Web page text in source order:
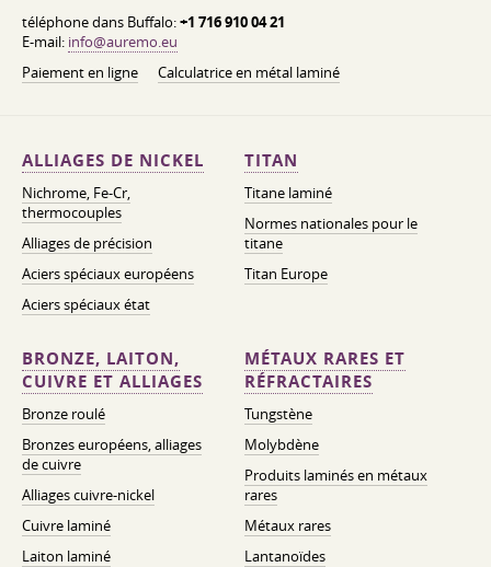
téléphone dans Buffalo:+1 716 910 04 21
E-mail: info@auremo.eu
Paiement en ligne
Calculatrice en métal laminé
ALLIAGES DE NICKEL
Nichrome, Fe-Cr,
thermocouples
Alliages de précision
Aciers spéciaux européens
Aciers spéciaux état
TITAN
Titane laminé
Normes nationales pour le
titane
Titan Europe
BRONZE, LAITON,
CUIVRE ET ALLIAGES
Bronze roulé
Bronzes européens, alliages
de cuivre
Alliages cuivre-nickel
Cuivre laminé
Laiton laminé
MÉTAUX RARES ET
RÉFRACTAIRES
Tungstène
Molybdène
Produits laminés en métaux
rares
Métaux rares
Lantanoïdes